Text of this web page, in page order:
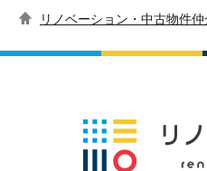
リノベーション・中古物件